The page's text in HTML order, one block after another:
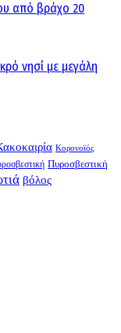
από βράχο 20
νησί με μεγάλη
Κορονοϊός
Πυροσβεστική
βόλος